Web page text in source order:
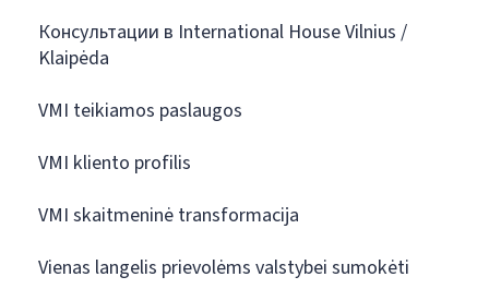
Консультации в International House Vilnius /
Klaipėda
VMI teikiamos paslaugos
VMI kliento profilis
VMI skaitmeninė transformacija
Vienas langelis prievolėms valstybei sumokėti